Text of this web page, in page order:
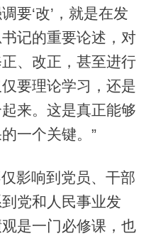
要‘改’，就是在发
记的重要论述，对
、改正，甚至进行
要理论学习，还是
来。这是真正能够
一个关键。”
影响到党员、干部
党和人民事业发
是一门必修课，也